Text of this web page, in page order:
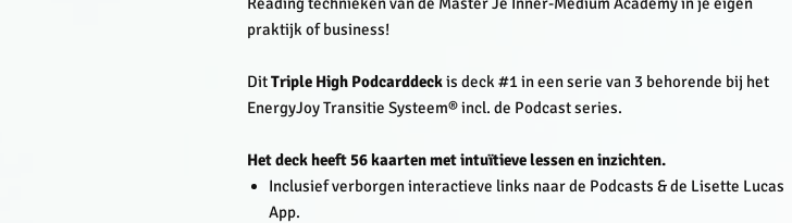
praktijk of business!
DitTriple High Podcarddeckis deck #1 in een serie van 3 behorende bij het
EnergyJoy Transitie Systeem® incl. de Podcast series.
Het deck heeft 56 kaarten met intuïtieve lessen en inzichten.
Inclusief verborgen interactieve links naar de Podcasts & de Lisette Lucas
App.